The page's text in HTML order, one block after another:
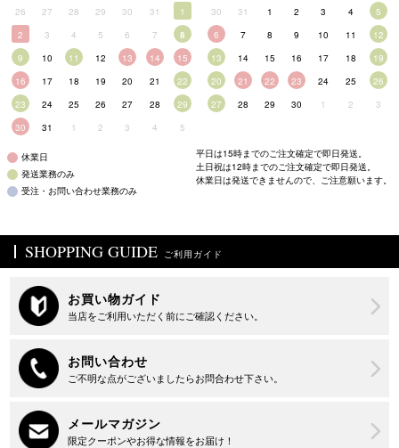
26
27 28 29 30 31
1
2
3 4 5 6 7
8
9
10 11 12 13 14
15
16
17 18 19 20 21
22
23
24 25 26 27 28
29
30
31 1 2 3 4 5
30
31 1 2 3 4
5
6
7 8 9 10 11
12
13
14 15 16 17 18
19
20
21 22 23 24 25
26
27
28 29 30 1 2 3
休業日
発送業務のみ
受注・お問い合わせ業務のみ
平日は15時までのご注文確定で即日発送。
土日祝は12時までのご注文確定で即日発送。
休業日は発送できませんので、ご注意願います。
SHOPPING GUIDE ご利用ガイド